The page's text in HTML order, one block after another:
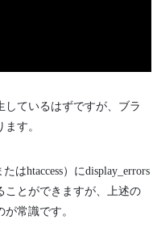
しているはずですが、ブラ
す。
はhtaccess）にdisplay_errors
ことができますが、上述の
常識です。